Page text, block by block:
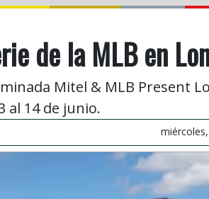
de la MLB en
Mitel & MLB Present
al 14 de junio.